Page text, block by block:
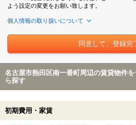
よう設定の変更をお願い致します。
個人情報の取り扱いについて
名古屋市熱田区南一番町周辺の賃貸物件
ら探す
初期費用・家賃